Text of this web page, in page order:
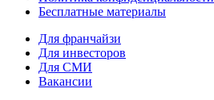
Бесплатные материалы
Для франчайзи
Для инвесторов
Для СМИ
Вакансии